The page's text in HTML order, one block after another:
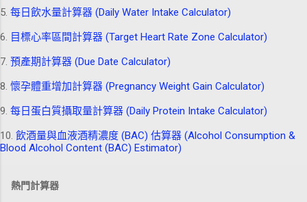
5. 每日飲水量計算器 (Daily Water Intake Calculator)
6. 目標心率區間計算器 (Target Heart Rate Zone Calculator)
7. 預產期計算器 (Due Date Calculator)
8. 懷孕體重增加計算器 (Pregnancy Weight Gain Calculator)
9. 每日蛋白質攝取量計算器 (Daily Protein Intake Calculator)
10. 飲酒量與血液酒精濃度 (BAC) 估算器 (Alcohol Consumption &
Blood Alcohol Content (BAC) Estimator)
熱門計算器